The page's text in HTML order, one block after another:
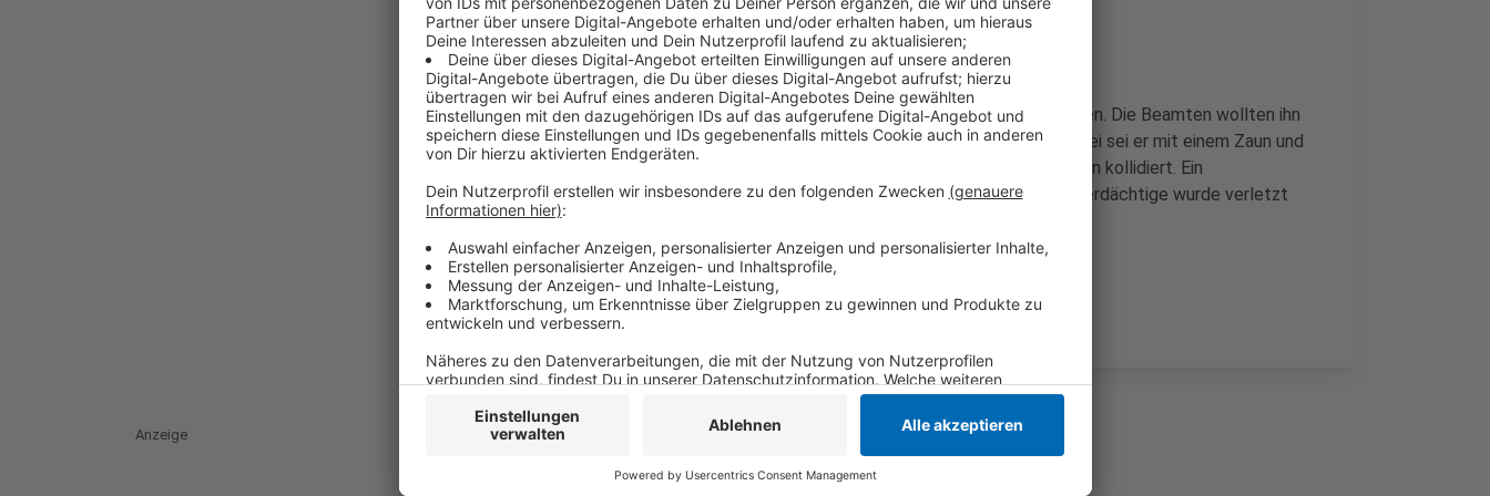
Anzeige
Die Polizei Gelsenkirchen war auf den Mann aufmerksam geworden. Die Beamten wollten ihn
im Stadtgebiet kontrollieren. Er flüchtete über die Autobahn. Dabei sei er mit einem Zaun und
letztendlich mit der Leitplanke auf der Höhe von Neukirchen-Vluyn kollidiert. Ein
Streifenwagen soll mit dem Unfallwagen kollidiert sein. Der Tatverdächtige wurde verletzt
Anzeige
Anzeige